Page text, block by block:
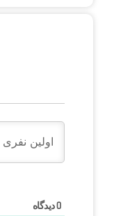
0دیدگاه